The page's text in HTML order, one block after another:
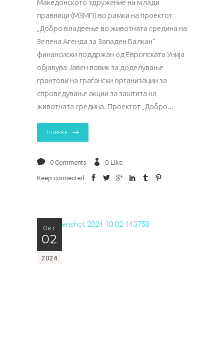
Македонското здружение на млади
правници (МЗМП) во рамки на проектот
„Добро владеење во животната средина на
Зелена Агенда за Западен Балкан“
финансиски поддржан од Европската Унија
објавува Јавен повик за доделување
грантови на граѓански организации за
спроведување акции за заштита на
животната средина. Проектот „Добро
ПОВЕЌЕ
0 Comments 0 Like
Keep connected
Окт
02
2024